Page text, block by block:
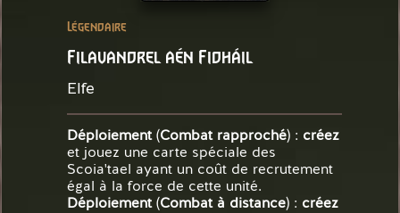
Légendaire
Filavandrel aén Fidháil
Elfe
Déploiement(Combat rapproché) : créez
et jouez une carte spéciale des
Scoia'tael ayant un coût de recrutement
égal à la force de cette unité.
Déploiement(Combat à distance) : créez